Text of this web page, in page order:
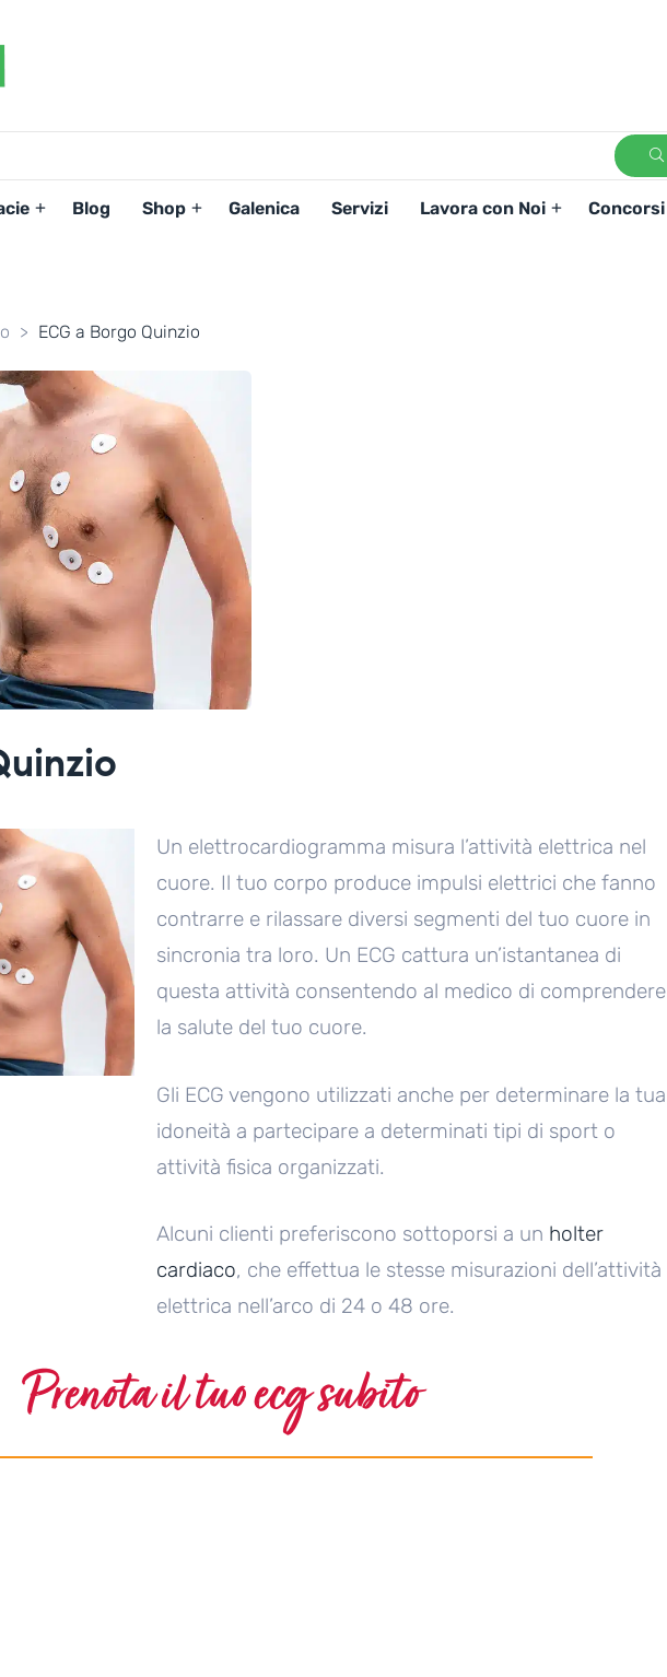
Persona
dei
Servizi
Blog Shop Galenica Servizi Lavora con Noi Concorsi
> ECG a Borgo Quinzio
Un elettrocardiogramma misura l’attività elettrica nel
cuore. Il tuo corpo produce impulsi elettrici che fanno
contrarre e rilassare diversi segmenti del tuo cuore in
sincronia tra loro. Un ECG cattura un’istantanea di
questa attività consentendo al medico di comprendere
la salute del tuo cuore.
Gli ECG vengono utilizzati anche per determinare la tua
idoneità a partecipare a determinati tipi di sport o
attività fisica organizzati.
Alcuni clienti preferiscono sottoporsi a un holter
cardiaco, che effettua le stesse misurazioni dell’attività
elettrica nell’arco di 24 o 48 ore.
Prenota il tuo ecg subito